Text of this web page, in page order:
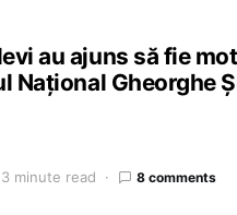
au ajuns să fie
Național Gheorghe
3 minute read 8 comments